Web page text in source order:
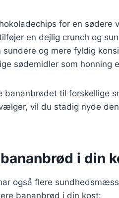
for en sødere
en dejlig crunch og
sundere og mere fyldig
sødemidler som honning
bananbrødet til forskellige
vil du stadig nyde
i din
også flere
bananbrød i din kost: